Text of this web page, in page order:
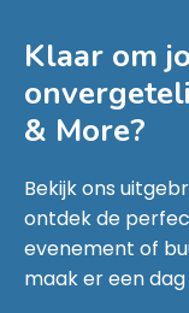
Klaar om
& More?
Bekijk ons
ontdek de
evenement of
maak er een